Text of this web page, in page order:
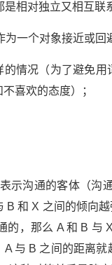
相对独立又相互联
为一个对象接近或回
的情况（为了避免
喜欢的态度）；
示沟通的客体（沟
B 和 X 之间的倾向
的，那么 A 和 B 与
与 B 之间的距离